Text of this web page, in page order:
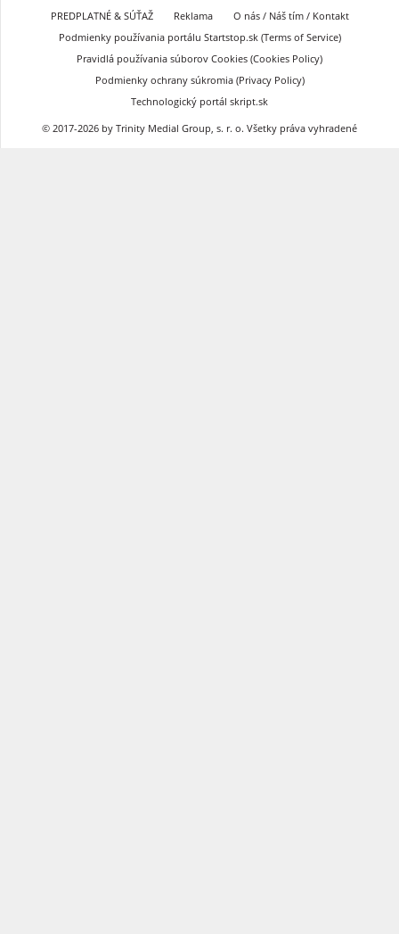
PREDPLATNÉ & SÚŤAŽ Reklama
O nás / Náš tím / Kontakt
Podmienky používania portálu Startstop.sk (Terms of Service)
Pravidlá používania súborov Cookies (Cookies Policy)
Podmienky ochrany súkromia (Privacy Policy)
Technologický portál skript.sk
© 2017-2026 by Trinity Medial Group, s. r. o. Všetky práva vyhradené